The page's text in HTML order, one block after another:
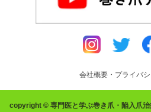
会社概要・プライバ
copyright © 専門医と学ぶ巻き爪・陥入爪